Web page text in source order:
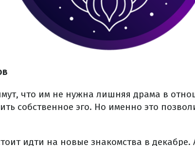
что им не нужна лишняя драма в
собственное эго. Но именно это
идти на новые знакомства в декабре.